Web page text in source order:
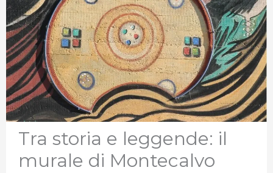
Tra storia e leggende: il
murale di Montecalvo